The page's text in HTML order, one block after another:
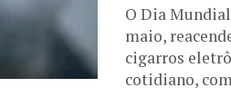
O Dia
maio,
cigarros
cotidiano,